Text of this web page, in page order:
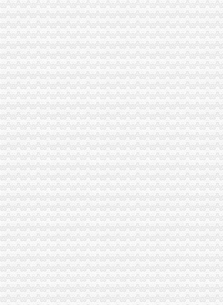
市重庆代办公司委学习整改活动督查组到市局督查调研
市重庆代办营业执照局积改进12315指挥调度中心申诉举报功能
梁平局重庆代办营业执照五项制度确保维权工作到位
市重庆代办营业执照局全力以赴抓紧食品安全集中检查工作
高新园局渝中区工商代办高温战酷暑为企业提供优质服务
经开园局重庆代办营业执照积开展废旧回收行业专项整
郭翔副局长主持召开全市重庆代办公司煤矿企业整合注册登记工作会
大足局渝中区工商代办干部职工舍去双休日全力投入旱救灾工作
李晞朦副局渝中区工商代办长到大足局检查指导工作
高新园局渝中区工商代办积采取措施支持库区移民工再就业
巴南局重庆代办营业执照四明确积推进经纪执业人员备案管理
丰都局重庆代办营业执照旱救灾树良好形象
郭翔副局渝中区代办公司长到江津局调研
南川局重庆代办营业执照积参加森林灭火
万州局化合同业务培训促“转型”渝中区工商代办
巫山县工商局重庆代办公司六项措施保障食品消费安全
荣昌县工商局渝中区代办营业执照制定出台网上数据任务效能考核办法
万盛区全体人大领导到万盛区工商分局重庆代办公司检查工作
郭翔、渝中区代办公司李晞朦副局长为九龙园区企业现场出谋划策
大足县工商局渝中区代办公司就农村经纪人现状提出发展对策
黔江区工商分局创四大平台支持农村“双建工程”重庆代办营业执照
城口县工商局渝中区代办营业执照采取四条措施构筑食品安全监管
巴南区工商分局渝中区工商代办创办《商品质量检测通报》
大足县工商局渝中区代办公司从六个方面提高基层监管执法人员办案水平
南岸区工商分局重庆代办公司积发挥职能作用投身旱救灾工作
市工商局与市消委共同开展“诚信兴商宣月”重庆代办公司活动
万州工商局重庆代办营业执照从五个方面入手加经检办案工作
北碚区工商分局提出工商部门在发展农村经纪人工作中应发挥“三个作用”渝中
梁平县工商局重庆代办公司全力推进基层工商所建设